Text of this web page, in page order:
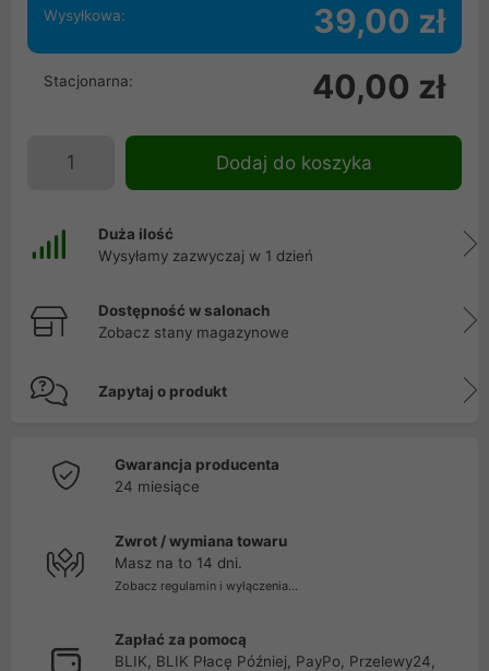
Wysyłkowa: 39,00 zł
Stacjonarna: 40,00 zł
Dodaj do koszyka
Duża ilość
Wysyłamy zazwyczaj w 1 dzień
Dostępność w salonach
Zobacz stany magazynowe
Zapytaj o produkt
Gwarancja producenta
24 miesiące
Zwrot / wymiana towaru
Masz na to 14 dni.
Zobacz regulamin i wyłączenia...
Zapłać za pomocą
BLIK, BLIK Płacę Później, PayPo, Przelewy24,